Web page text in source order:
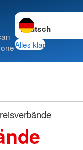
Sprache wechseln
Alles klar